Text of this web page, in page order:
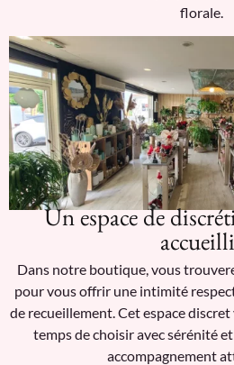
florale.
Un espace de
Dans notre boutique, vous
pour vous offrir une intimité
de recueillement. Cet espace
temps de choisir avec sérénité
accompagnement